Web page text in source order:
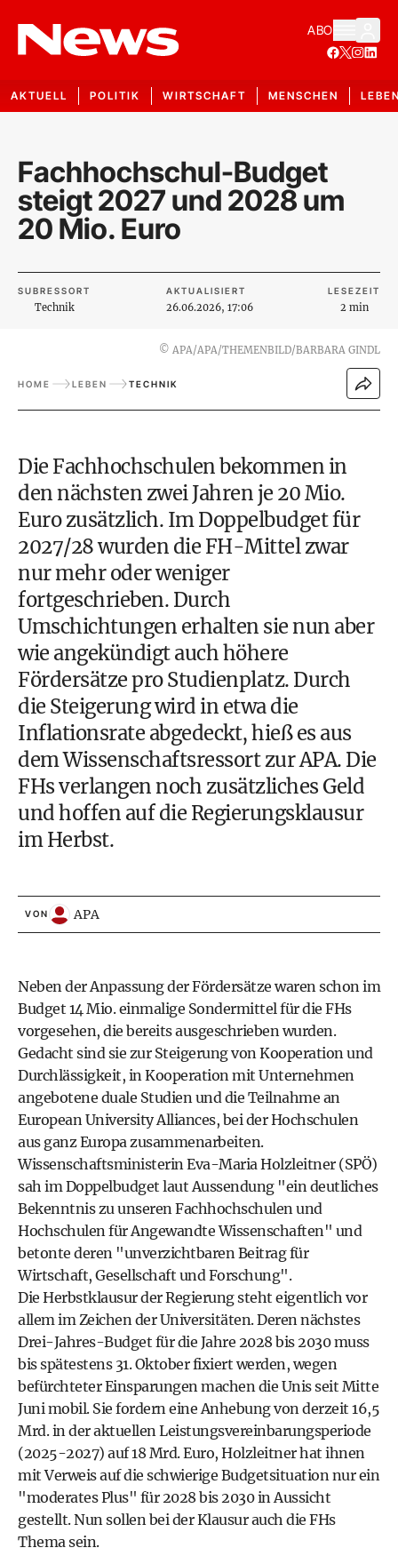
ABO
AKTUELL POLITIK WIRTSCHAFT MENSCHEN
Fachhochschul-Budget
steigt 2027 und 2028 um
20 Mio. Euro
SUBRESSORT
Technik
AKTUALISIERT
26.06.2026, 17:06
LESEZEIT
2 min
© APA/APA/THEMENBILD/BARBARA GINDL
HOME LEBEN TECHNIK
Die Fachhochschulen bekommen in
den nächsten zwei Jahren je 20 Mio.
Euro zusätzlich. Im Doppelbudget für
2027/28 wurden die FH-Mittel zwar
nur mehr oder weniger
fortgeschrieben. Durch
Umschichtungen erhalten sie nun aber
wie angekündigt auch höhere
Fördersätze pro Studienplatz. Durch
die Steigerung wird in etwa die
Inflationsrate abgedeckt, hieß es aus
dem Wissenschaftsressort zur APA. Die
FHs verlangen noch zusätzliches Geld
und hoffen auf die Regierungsklausur
im Herbst.
VON APA
Neben der Anpassung der Fördersätze waren schon im
Budget 14 Mio. einmalige Sondermittel für die FHs
vorgesehen, die bereits ausgeschrieben wurden.
Gedacht sind sie zur Steigerung von Kooperation und
Durchlässigkeit, in Kooperation mit Unternehmen
angebotene duale Studien und die Teilnahme an
European University Alliances, bei der Hochschulen
aus ganz Europa zusammenarbeiten.
Wissenschaftsministerin Eva-Maria Holzleitner (SPÖ)
sah im Doppelbudget laut Aussendung "ein deutliches
Bekenntnis zu unseren Fachhochschulen und
Hochschulen für Angewandte Wissenschaften" und
betonte deren "unverzichtbaren Beitrag für
Wirtschaft, Gesellschaft und Forschung".
Die Herbstklausur der Regierung steht eigentlich vor
allem im Zeichen der Universitäten. Deren nächstes
Drei-Jahres-Budget für die Jahre 2028 bis 2030 muss
bis spätestens 31. Oktober fixiert werden, wegen
befürchteter Einsparungen machen die Unis seit Mitte
Juni mobil. Sie fordern eine Anhebung von derzeit 16,5
Mrd. in der aktuellen Leistungsvereinbarungsperiode
(2025-2027) auf 18 Mrd. Euro, Holzleitner hat ihnen
mit Verweis auf die schwierige Budgetsituation nur ein
"moderates Plus" für 2028 bis 2030 in Aussicht
gestellt. Nun sollen bei der Klausur auch die FHs
Thema sein.